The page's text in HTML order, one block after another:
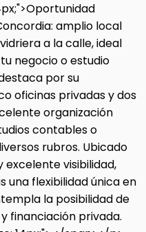
amplio local
a la calle, ideal
negocio o estudio
por su
oficinas privadas y dos
organización
contables o
rubros. Ubicado
excelente visibilidad,
una flexibilidad única en
la posibilidad de
financiación privada.